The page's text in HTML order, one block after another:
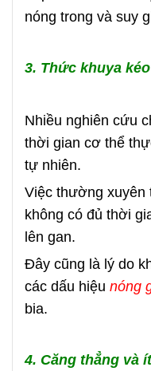
nóng trong và suy
3. Thức khuya
Nhiều nghiên cứu
thời gian cơ thể
tự nhiên.
Việc thường xuyên
không có đủ thời
lên gan.
Đây cũng là lý do
các dấu hiệu nóng
bia.
4. Căng thẳng và